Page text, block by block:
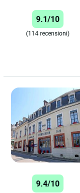
9.1/10
(114 recensioni)
9.4/10